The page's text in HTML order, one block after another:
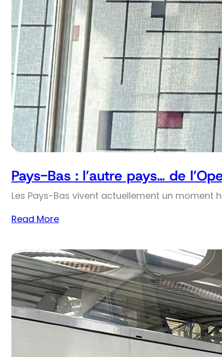
Pays-Bas : l’autre pays… de
Les Pays-Bas vivent actuellement un moment
Read More